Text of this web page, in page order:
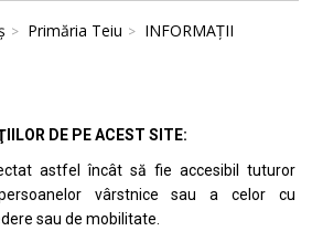
Primăria Teiu
INFORMAȚII
DE PE ACEST SITE:
astfel încât să fie accesibil tuturor
vârstnice sau a celor cu
sau de mobilitate.